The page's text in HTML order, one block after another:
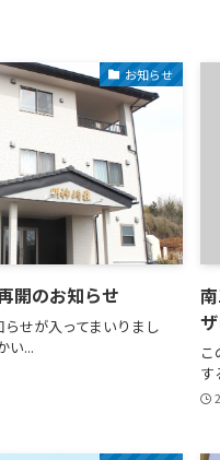
お知らせ
開のお知らせ
せが入ってまいりまし
い...
す